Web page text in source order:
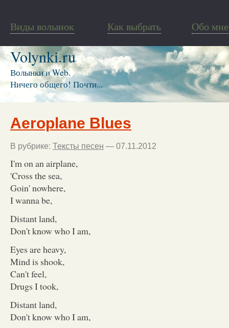
Виды волынок Как выбрать Обо мне
Volynki.ru
Волынки и Web.
Ничего общего! Почти...
Aeroplane Blues
В рубрике: Тексты песен — 07.11.2012
I'm on an airplane,
'Cross the sea,
Goin' nowhere,
I wanna be,
Distant land,
Don't know who I am,
Eyes are heavy,
Mind is shook,
Can't feel,
Drugs I took,
Distant land,
Don't know who I am,